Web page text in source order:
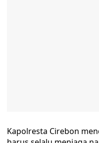
Kapolresta Cirebon